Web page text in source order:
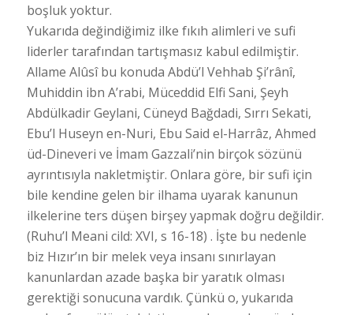
boşluk yoktur.
Yukarıda değindiğimiz ilke fıkıh alimleri ve sufi
liderler tarafından tartışmasız kabul edilmiştir.
Allame Alûsî bu konuda Abdü’l Vehhab Şi’rânî,
Muhiddin ibn A’rabi, Müceddid Elfi Sani, Şeyh
Abdülkadir Geylani, Cüneyd Bağdadi, Sırrı Sekati,
Ebu’l Huseyn en-Nuri, Ebu Said el-Harrâz, Ahmed
üd-Dineveri ve İmam Gazzali’nin birçok sözünü
ayrıntısıyla nakletmiştir. Onlara göre, bir sufi için
bile kendine gelen bir ilhama uyarak kanunun
ilkelerine ters düşen birşey yapmak doğru değildir.
(Ruhu’l Meani cild: XVI, s 16-18) . İşte bu nedenle
biz Hızır’ın bir melek veya insanı sınırlayan
kanunlardan azade başka bir yaratık olması
gerektiği sonucuna vardık. Çünkü o, yukarıda